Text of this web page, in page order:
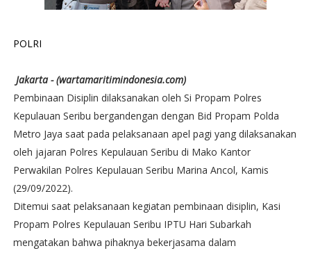
POLRI
Jakarta - (wartamaritimindonesia.com)
Pembinaan Disiplin dilaksanakan oleh Si Propam Polres
Kepulauan Seribu bergandengan dengan Bid Propam Polda
Metro Jaya saat pada pelaksanaan apel pagi yang dilaksanakan
oleh jajaran Polres Kepulauan Seribu di Mako Kantor
Perwakilan Polres Kepulauan Seribu Marina Ancol, Kamis
(29/09/2022).
Ditemui saat pelaksanaan kegiatan pembinaan disiplin, Kasi
Propam Polres Kepulauan Seribu IPTU Hari Subarkah
mengatakan bahwa pihaknya bekerjasama dalam